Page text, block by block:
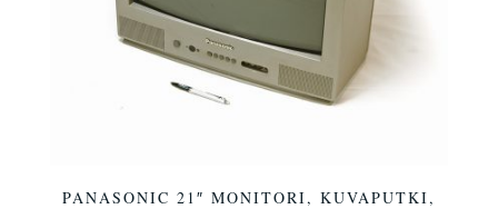
PANASONIC 21″ MONITORI, KUVAPUTKI,